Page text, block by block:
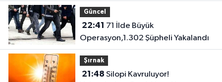
Güncel
22:41
Operasyon,1.302 Şüpheli Yakalandı
Şırnak
21:48